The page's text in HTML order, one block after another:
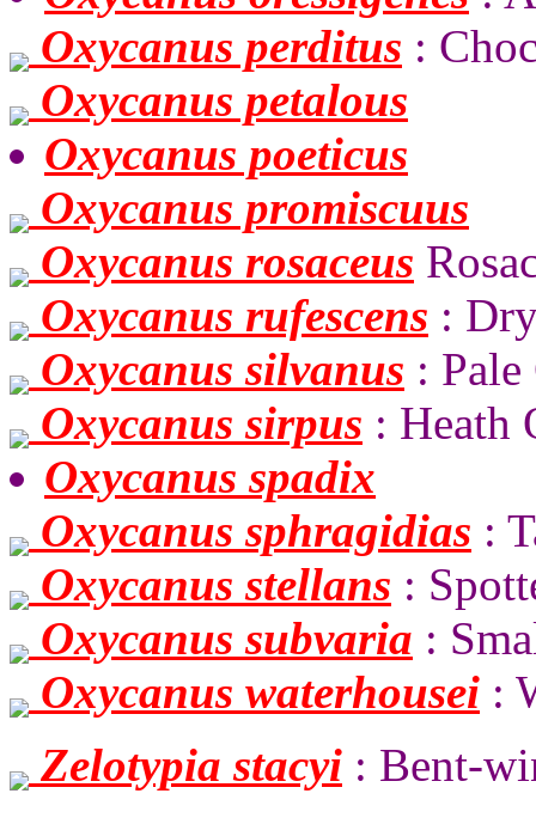
Oxycanus perditus :
Oxycanus petalous
Oxycanus poeticus
Oxycanus promiscuus
Oxycanus rosaceus
Oxycanus rufescens :
Oxycanus silvanus :
Oxycanus sirpus : Heath
Oxycanus spadix
Oxycanus sphragidias :
Oxycanus stellans :
Oxycanus subvaria :
Oxycanus waterhousei :
Zelotypia stacyi : Bent-